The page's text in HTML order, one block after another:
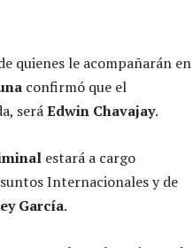
quienes le acompañarán en
confirmó que el
seráEdwin Chavajay.
estará a cargo
Internacionales y de
García.